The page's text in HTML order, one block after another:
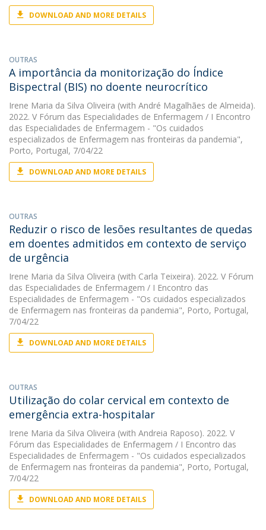
DOWNLOAD AND MORE DETAILS
OUTRAS
A importância da monitorização do Índice
Bispectral (BIS) no doente neurocrítico
Irene Maria da Silva Oliveira (with André Magalhães de Almeida).
2022. V Fórum das Especialidades de Enfermagem / I Encontro
das Especialidades de Enfermagem - "Os cuidados
especializados de Enfermagem nas fronteiras da pandemia",
Porto, Portugal, 7/04/22
DOWNLOAD AND MORE DETAILS
OUTRAS
Reduzir o risco de lesões resultantes de quedas
em doentes admitidos em contexto de serviço
de urgência
Irene Maria da Silva Oliveira (with Carla Teixeira). 2022. V Fórum
das Especialidades de Enfermagem / I Encontro das
Especialidades de Enfermagem - "Os cuidados especializados
de Enfermagem nas fronteiras da pandemia", Porto, Portugal,
7/04/22
DOWNLOAD AND MORE DETAILS
OUTRAS
Utilização do colar cervical em contexto de
emergência extra-hospitalar
Irene Maria da Silva Oliveira (with Andreia Raposo). 2022. V
Fórum das Especialidades de Enfermagem / I Encontro das
Especialidades de Enfermagem - "Os cuidados especializados
de Enfermagem nas fronteiras da pandemia", Porto, Portugal,
7/04/22
DOWNLOAD AND MORE DETAILS